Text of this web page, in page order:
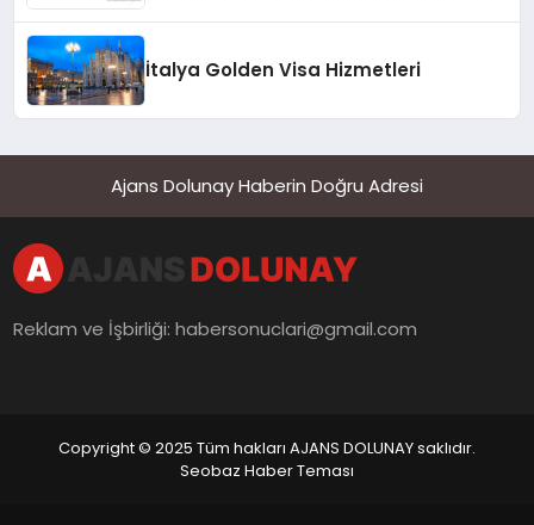
İtalya Golden Visa Hizmetleri
Ajans Dolunay Haberin Doğru Adresi
Reklam ve İşbirliği:habersonuclari@gmail.com
Copyright © 2025 Tüm hakları AJANS DOLUNAY saklıdır.
Seobaz Haber Teması